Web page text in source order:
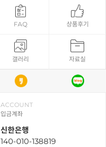
FAQ 상품후기
갤러리 자료실
ACCOUNT
입금계좌
신한은행
140-010-138819